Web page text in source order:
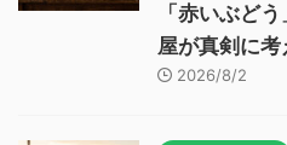
「赤いぶど
屋が真剣に考
2026/8/2